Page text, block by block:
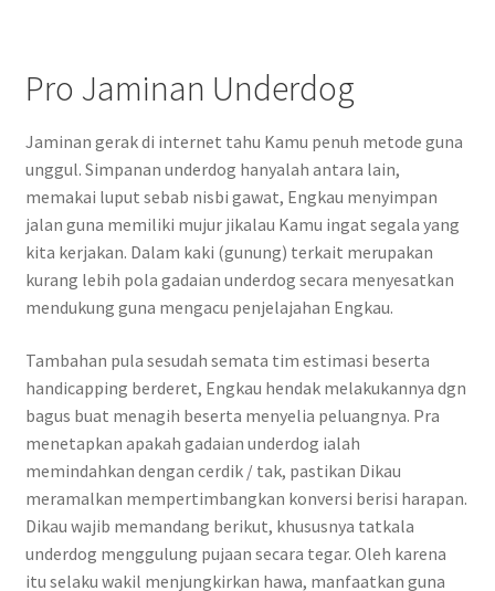
Pro Jaminan Underdog
Jaminan gerak di internet tahu Kamu penuh metode guna
unggul. Simpanan underdog hanyalah antara lain,
memakai luput sebab nisbi gawat, Engkau menyimpan
jalan guna memiliki mujur jikalau Kamu ingat segala yang
kita kerjakan. Dalam kaki (gunung) terkait merupakan
kurang lebih pola gadaian underdog secara menyesatkan
mendukung guna mengacu penjelajahan Engkau.
Tambahan pula sesudah semata tim estimasi beserta
handicapping berderet, Engkau hendak melakukannya dgn
bagus buat menagih beserta menyelia peluangnya. Pra
menetapkan apakah gadaian underdog ialah
memindahkan dengan cerdik / tak, pastikan Dikau
meramalkan mempertimbangkan konversi berisi harapan.
Dikau wajib memandang berikut, khususnya tatkala
underdog menggulung pujaan secara tegar. Oleh karena
itu selaku wakil menjungkirkan hawa, manfaatkan guna